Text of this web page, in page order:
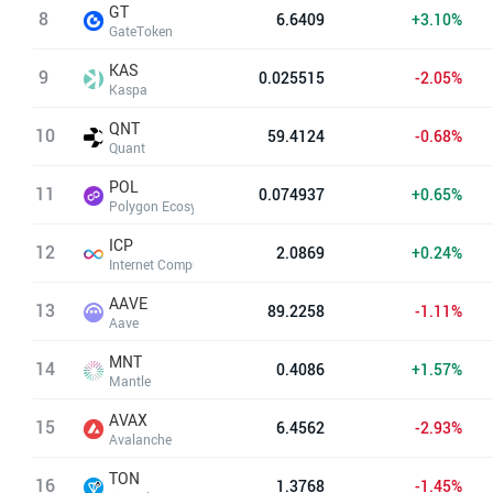
8 GT
GateToken
6.6409 +3.10%
9 KAS
Kaspa
0.025515 -2.05%
10 QNT
Quant
59.4124 -0.68%
11 POL
Polygon Ecosystem Token
0.074937 +0.65%
12 ICP
Internet Computer(Dfinity)
2.0869 +0.24%
13 AAVE
Aave
89.2258 -1.11%
14 MNT
Mantle
0.4086 +1.57%
15 AVAX
Avalanche
6.4562 -2.93%
16 TON 1.3768 -1.45%